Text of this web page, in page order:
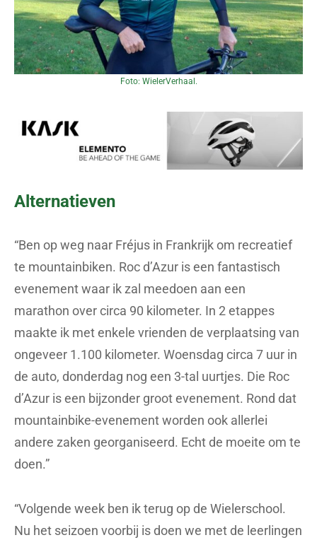
Foto: WielerVerhaal.
Alternatieven
“Ben op weg naar Fréjus in Frankrijk om recreatief
te mountainbiken. Roc d’Azur is een fantastisch
evenement waar ik zal meedoen aan een
marathon over circa 90 kilometer. In 2 etappes
maakte ik met enkele vrienden de verplaatsing van
ongeveer 1.100 kilometer. Woensdag circa 7 uur in
de auto, donderdag nog een 3-tal uurtjes. Die Roc
d’Azur is een bijzonder groot evenement. Rond dat
mountainbike-evenement worden ook allerlei
andere zaken georganiseerd. Echt de moeite om te
doen.”
“Volgende week ben ik terug op de Wielerschool.
Nu het seizoen voorbij is doen we met de leerlingen